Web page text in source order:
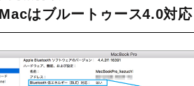
はブルートゥース4.0対応